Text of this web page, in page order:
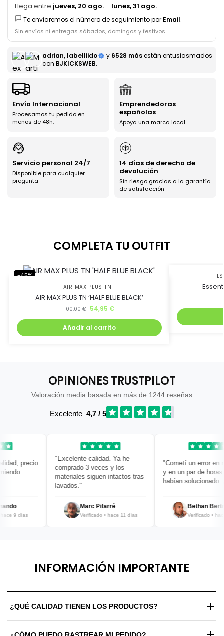
Llega entre jueves, 20 ago. – lunes, 31 ago.
Te enviaremos el número de seguimiento por Email.
Sin envíos ni entregas sábados, domingos y festivos.
adrian, labelliido y 6528 másestán entusiasmados
con BJKICKSWEB.
Envío Internacional
Procesamos tu pedido en
menos de 48h.
Emprendedoras
españolas
Apoya una marca local
Servicio personal 24/7
Disponible para cualquier
pregunta
14 días de derecho de
devolución
Sin riesgo gracias a la garantía
de satisfacción
COMPLETA TU OUTFIT
-45%
AIR MAX PLUS TN 1
AIR MAX PLUS TN ‘HALF BLUE BLACK’
100,00€ 54,95 €
Añadir al carrito
OPINIONES TRUSTPILOT
Valoración media basada en más de 1244 reseñas
Excelente 4,7 / 5
precio
9 días
"Excelente calidad. Ya he
comprado 3 veces y los
materiales siguen intactos tras
lavados."
Marc Pifarré
Verificado • hace 11 días
"Cometí un error en
y en un par de horas
habían solucionado.
Bethan
Verificado • hace
INFORMACIÓN IMPORTANTE
¿QUÉ CALIDAD TIENEN LOS PRODUCTOS?